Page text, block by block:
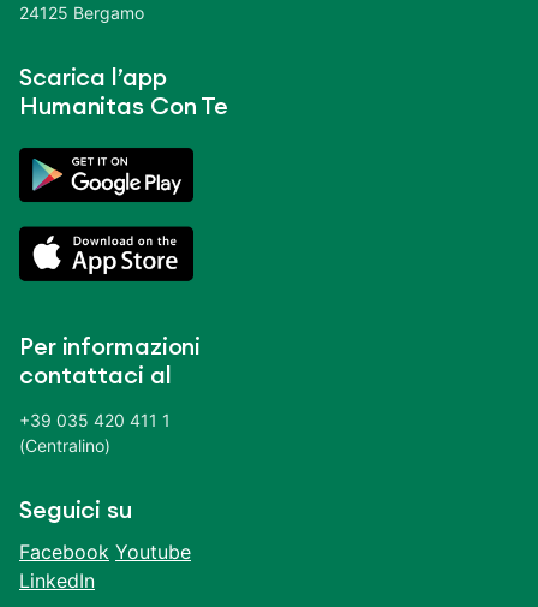
24125 Bergamo
Scarica l’app
Humanitas Con Te
Per informazioni
contattaci al
+39 035 420 411 1
(Centralino)
Seguici su
Facebook Youtube
LinkedIn